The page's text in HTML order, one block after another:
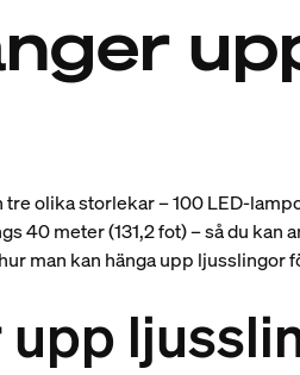
olika storlekar – 100 LED-
40 meter (131,2 fot) – så du kan
man kan hänga upp ljusslingor
upp